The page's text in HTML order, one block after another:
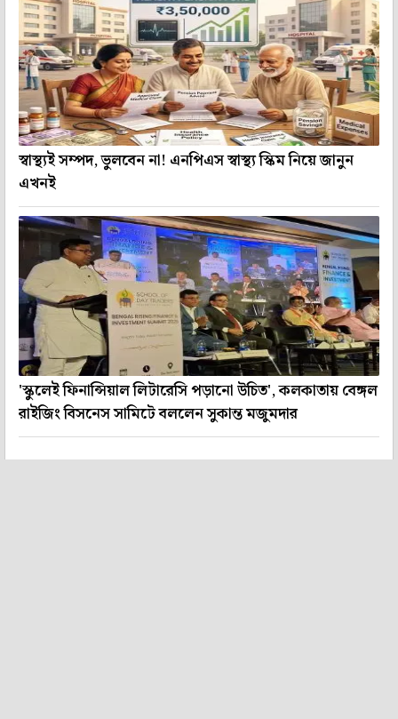
স্বাস্থ্যই সম্পদ, ভুলবেন না! এনপিএস স্বাস্থ্য স্কিম নিয়ে জানুন
এখনই
'স্কুলেই ফিনান্সিয়াল লিটারেসি পড়ানো উচিত', কলকাতায় বেঙ্গল
রাইজিং বিসনেস সামিটে বললেন সুকান্ত মজুমদার